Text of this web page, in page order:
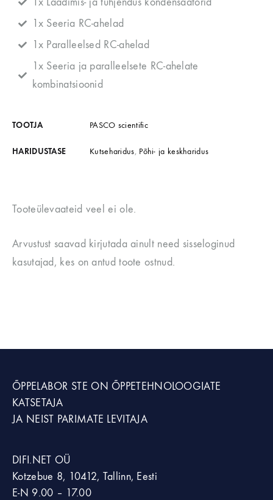
1x Seeria RC-ahelad
1x Paralleelsed RC-ahelad
1x Seeria ja paralleelsete RC-ahelate
kombinatsioonid
TOOTJA PASCO scientific
HARIDUSTASE Kutseharidus, Põhi- ja keskharidus
Tooteülevaateid veel ei ole.
Arvustust saavad kirjutada ainult need sisseloginud
kasutajad, kes on antud toote ostnud.
ÕPPELABOR STE ON ÕPPETEHNOLOOGIATE
KATSETAJA
JA NEIST PARIMATE LEVITAJA
DIFI.NET OÜ
Kotzebue 8, 10412, Tallinn, Eesti
E-N 9.00 – 17.00